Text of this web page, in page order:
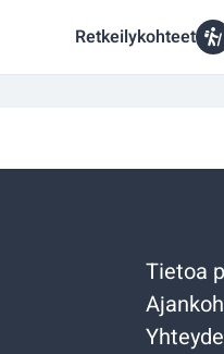
Retkeilykohteet
Tietoa